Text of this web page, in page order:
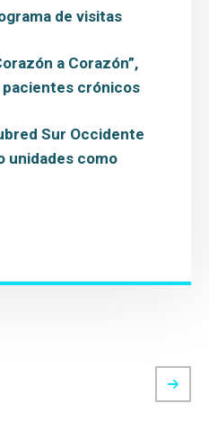
de visitas
a Corazón”,
crónicos
Sur Occidente
unidades como